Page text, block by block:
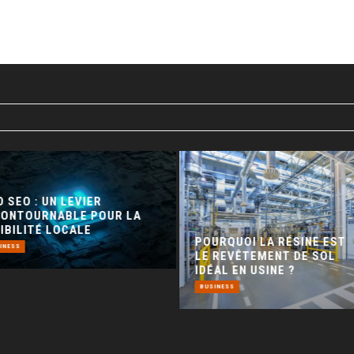
SEO : UN LEVIER
POUR LA
LOCALE
POURQUOI LA RÉSINE EST
LE REVÊTEMENT DE SOL
IDÉAL EN USINE ?
BUSINESS